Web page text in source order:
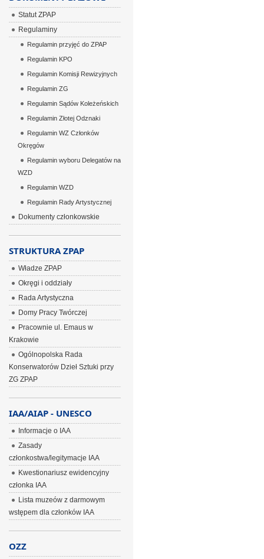
Statut ZPAP
Regulaminy
Regulamin przyjęć do ZPAP
Regulamin KPO
Regulamin Komisji Rewizyjnych
Regulamin ZG
Regulamin Sądów Koleżeńskich
Regulamin Złotej Odznaki
Regulamin WZ Członków
Okręgów
Regulamin wyboru Delegatów na
WZD
Regulamin WZD
Regulamin Rady Artystycznej
Dokumenty członkowskie
STRUKTURA ZPAP
Władze ZPAP
Okręgi i oddziały
Rada Artystyczna
Domy Pracy Twórczej
Pracownie ul. Emaus w
Krakowie
Ogólnopolska Rada
Konserwatorów Dzieł Sztuki przy
ZG ZPAP
IAA/AIAP - UNESCO
Informacje o IAA
Zasady
członkostwa/legitymacje IAA
Kwestionariusz ewidencyjny
członka IAA
Lista muzeów z darmowym
wstępem dla członków IAA
OZZ